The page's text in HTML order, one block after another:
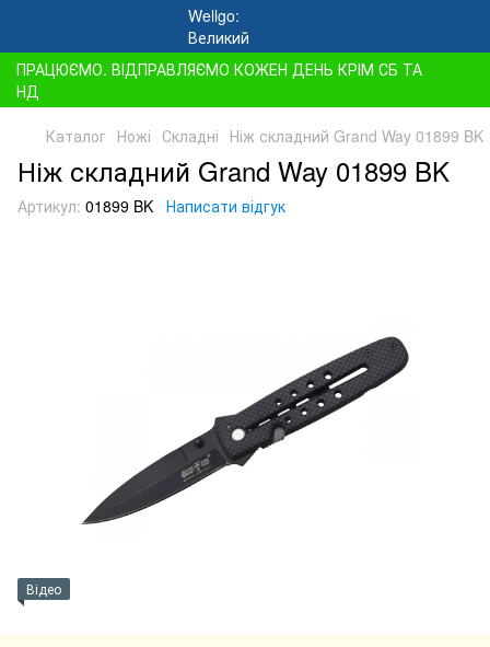
ПРАЦЮЄМО. ВІДПРАВЛЯЄМО КОЖЕН ДЕНЬ КРІМ СБ ТА
НД
Каталог Ножі Складні Ніж складний Grand Way 01899 BK
Ніж складний Grand Way 01899 BK
Артикул: 01899 BK Написати відгук
Відео